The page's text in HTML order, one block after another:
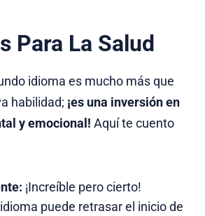
Para La Salud
idioma es mucho más que
habilidad; ¡es una inversión en
y emocional! Aquí te cuento
¡Increíble pero cierto!
puede retrasar el inicio de